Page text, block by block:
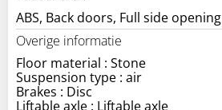
ABS, Back doors, Full side opening
Overige informatie
Floor material : Stone
Suspension type : air
Brakes : Disc
Liftable axle : Liftable axle